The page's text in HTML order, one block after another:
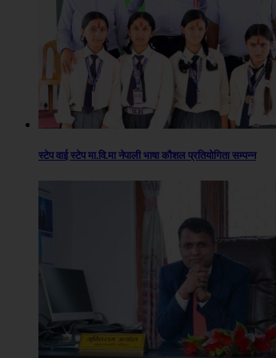
स्टेप वाई स्टेप मा.वि.मा नेपाली भाषा कौशल प्रतियोगिता सम्पन्न